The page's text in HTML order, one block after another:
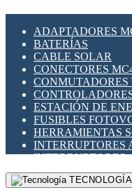
ADAPTADORES
BATERÍAS
CABLE SOLAR
CONECTORES
CONMUTADORES
ESTACIÓN DE
FUSIBLES
HERRAMIENTAS
INTERRUPTORES
INTERRUPTORES
MONTAJE PANEL
PORTA FUSIBLES
TECNOLOGÍA